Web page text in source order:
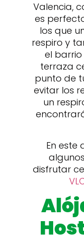
Valencia,
es
los que
respiro y
el
terraza
punto de
evitar los
un
En este
disfrutar